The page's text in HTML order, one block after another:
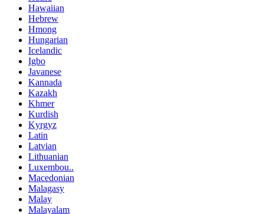
Hawaiian
Hebrew
Hmong
Hungarian
Icelandic
Igbo
Javanese
Kannada
Kazakh
Khmer
Kurdish
Kyrgyz
Latin
Latvian
Lithuanian
Luxembou..
Macedonian
Malagasy
Malay
Malayalam